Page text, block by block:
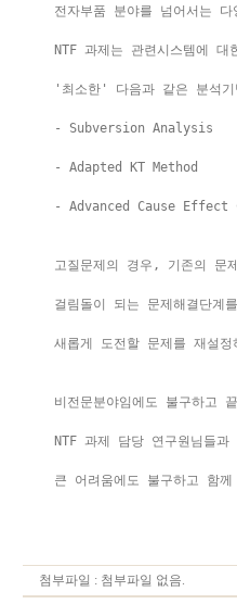
전자부품 분야를 넘어서는
NTF 과제는 관련시스템에
'최소한' 다음과 같은 분석
  - Subversion Analysis
  - Adapted KT Method
- Advanced Cause Effect
고질문제의 경우, 기존의 문
걸림돌이 되는 문제해결단
새롭게 도전할 문제를 재설
비전문분야임에도 불구하고
NTF 과제 담당 연구원님들
큰 어려움에도 불구하고 함
첨부파일 : 첨부파일 없음.